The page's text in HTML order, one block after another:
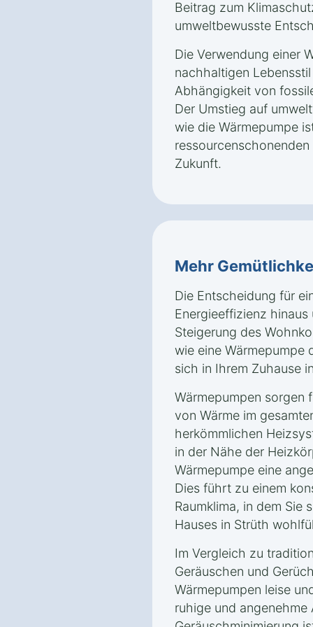
Beitrag zum
umweltbewusste
Die Verwendung einer
nachhaltigen
Abhängigkeit von
Der Umstieg auf
wie die Wärmepumpe
Zukunft.
Mehr
Die Entscheidung für
Energieeffizienz
Steigerung des
wie eine Wärmepumpe
sich in Ihrem Zuhause
Wärmepumpen sorgen
von Wärme im
herkömmlichen
in der Nähe der
Wärmepumpe eine
Dies führt zu einem
Raumklima, in dem Sie
Hauses in Strüth
Im Vergleich zu
Geräuschen und
Wärmepumpen leise
ruhige und angenehme